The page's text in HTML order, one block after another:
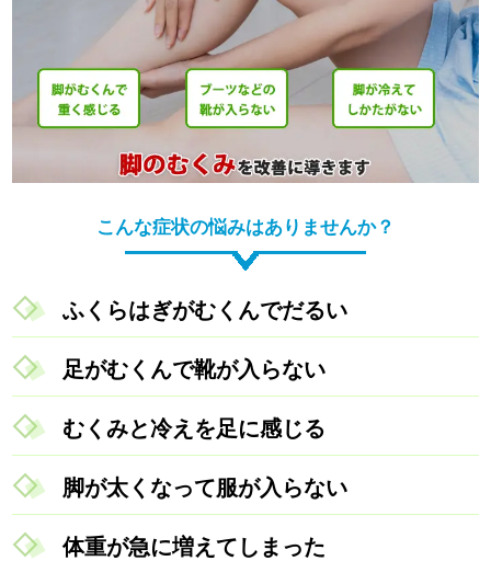
こんな症状の悩みはありませんか？
ふくらはぎがむくんでだるい
足がむくんで靴が入らない
むくみと冷えを足に感じる
脚が太くなって服が入らない
体重が急に増えてしまった